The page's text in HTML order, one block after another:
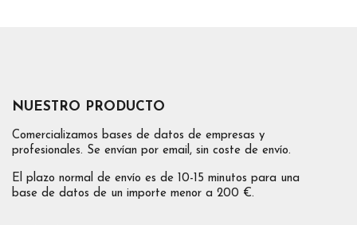
NUESTRO PRODUCTO
Comercializamos bases de datos de empresas y
profesionales. Se envían por email, sin coste de envío.
El plazo normal de envío es de 10-15 minutos para una
base de datos de un importe menor a 200 €.